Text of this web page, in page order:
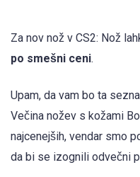
Za nov nož v CS2: Nož
po smešni ceni.
Upam, da vam bo ta
Večina nožev s kožami
najcenejših, vendar smo
da bi se izognili odvečni